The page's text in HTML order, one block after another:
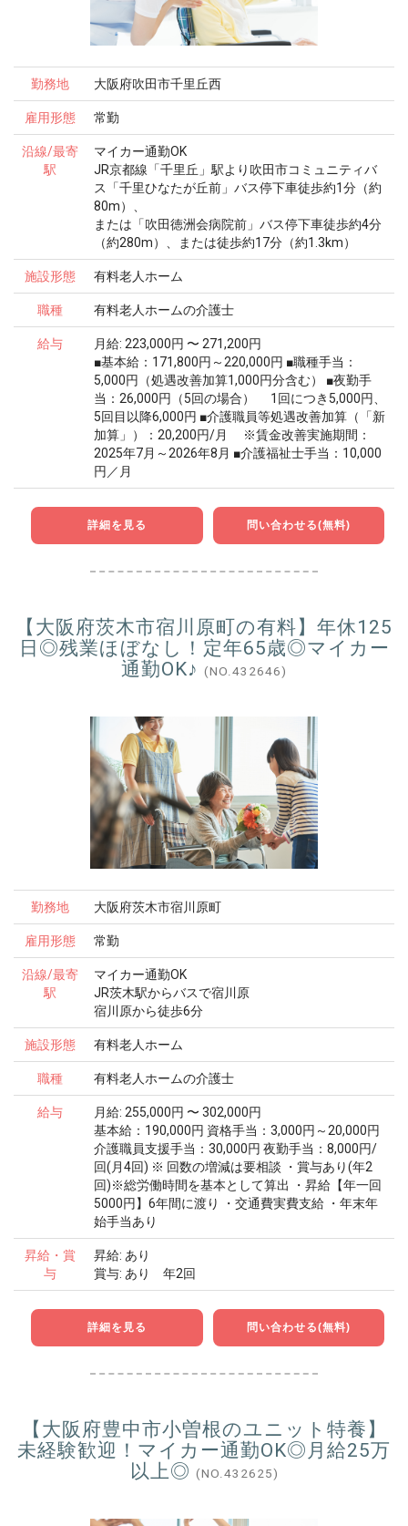
勤務地 大阪府吹田市千里丘西
雇用形態 常勤
沿線/最寄
駅
マイカー通勤OK
JR京都線「千里丘」駅より吹田市コミュニティバ
ス「千里ひなたが丘前」バス停下車徒歩約1分（約
80m）、
または「吹田徳洲会病院前」バス停下車徒歩約4分
（約280m）、または徒歩約17分（約1.3km）
施設形態 有料老人ホーム
職種 有料老人ホームの介護士
給与
月給: 223,000円 〜 271,200円
■基本給：171,800円～220,000円 ■職種手当：
5,000円（処遇改善加算1,000円分含む） ■夜勤手
当：26,000円（5回の場合） 1回につき5,000円、
5回目以降6,000円 ■介護職員等処遇改善加算（「新
加算」）：20,200円/月 ※賃金改善実施期間：
2025年7月～2026年8月 ■介護福祉士手当：10,000
円／月
詳細を見る 問い合わせる(無料)
【大阪府茨木市宿川原町の有料】年休125
日◎残業ほぼなし！定年65歳◎マイカー
通勤OK♪ (NO.432646)
勤務地 大阪府茨木市宿川原町
雇用形態 常勤
沿線/最寄
駅
マイカー通勤OK
JR茨木駅からバスで宿川原
宿川原から徒歩6分
施設形態 有料老人ホーム
職種 有料老人ホームの介護士
給与
月給: 255,000円 〜 302,000円
基本給：190,000円 資格手当：3,000円～20,000円
介護職員支援手当：30,000円 夜勤手当：8,000円/
回(月4回) ※ 回数の増減は要相談 ・賞与あり(年2
回)※総労働時間を基本として算出 ・昇給【年一回
5000円】6年間に渡り ・交通費実費支給 ・年末年
始手当あり
昇給・賞
与
昇給: あり
賞与: あり 年2回
詳細を見る 問い合わせる(無料)
【大阪府豊中市小曽根のユニット特養】
未経験歓迎！マイカー通勤OK◎月給25万
以上◎ (NO.432625)